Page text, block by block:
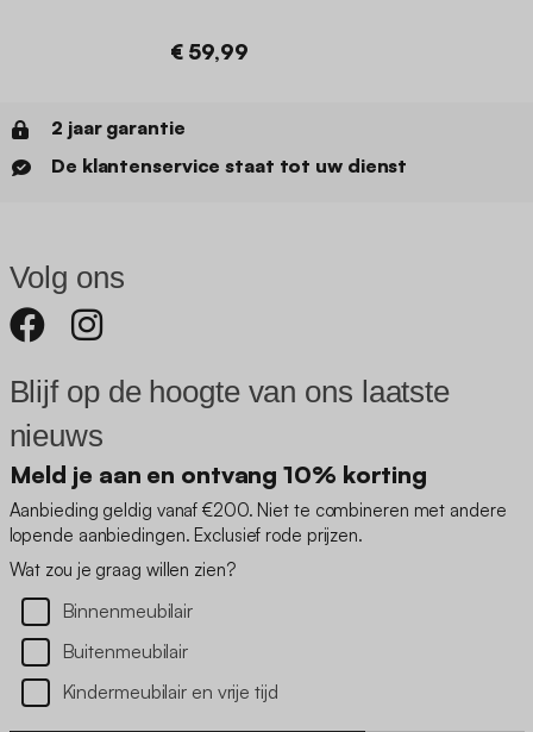
€ 59,99
2 jaar garantie
De klantenservice staat tot uw dienst
Volg ons
Blijf op de hoogte van ons laatste
nieuws
Meld je aan en ontvang 10% korting
Aanbieding geldig vanaf €200. Niet te combineren met andere
lopende aanbiedingen. Exclusief rode prijzen.
Wat zou je graag willen zien?
Binnenmeubilair
Buitenmeubilair
Kindermeubilair en vrije tijd